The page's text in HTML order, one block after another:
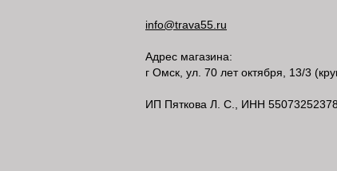
info@trava55.ru
Адрес магазина:
г Омск ул. 70 лет октября, 13/3
ИП Пяткова Л. С., ИНН